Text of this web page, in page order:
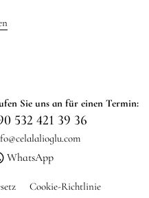
Sie uns an für einen Termin:
532 421 39 36
WhatsApp
Cookie-Richtlinie